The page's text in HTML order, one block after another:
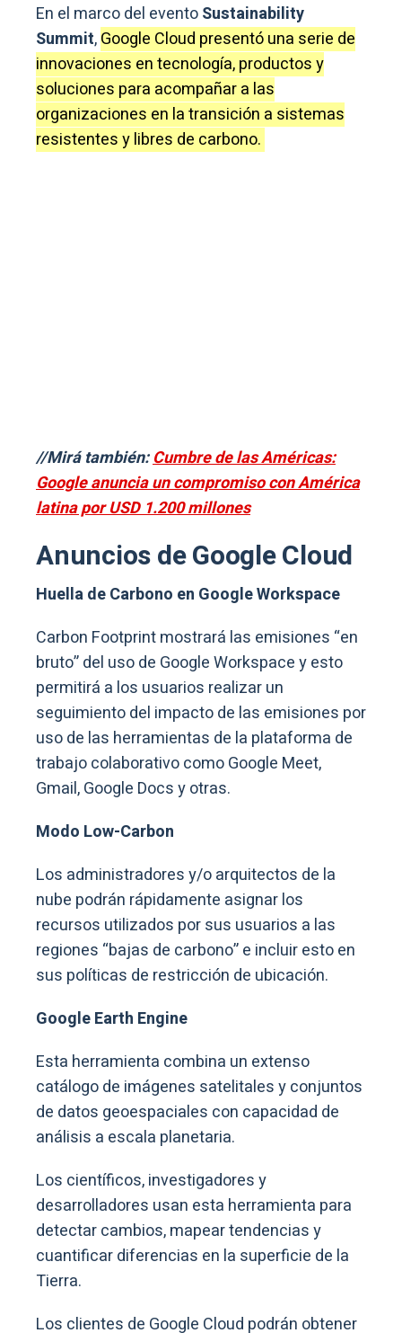
En el marco del eventoSustainability
Summit,Google Cloud presentó una serie de
innovaciones en tecnología, productos y
soluciones para acompañar a las
organizaciones en la transición a sistemas
resistentes y libres de carbono.
//Mirá también:Cumbre de las Américas:
Google anuncia un compromiso con América
latina por USD 1.200 millones
Anuncios de Google Cloud
Huella de Carbono en Google Workspace
Carbon Footprint mostrará las emisiones “en
bruto” del uso de Google Workspace y esto
permitirá a los usuarios realizar un
seguimiento del impacto de las emisiones por
uso de las herramientas de la plataforma de
trabajo colaborativo como Google Meet,
Gmail, Google Docs y otras.
Modo Low-Carbon
Los administradores y/o arquitectos de la
nube podrán rápidamente asignar los
recursos utilizados por sus usuarios a las
regiones “bajas de carbono” e incluir esto en
sus políticas de restricción de ubicación.
Google Earth Engine
Esta herramienta combina un extenso
catálogo de imágenes satelitales y conjuntos
de datos geoespaciales con capacidad de
análisis a escala planetaria.
Los científicos, investigadores y
desarrolladores usan esta herramienta para
detectar cambios, mapear tendencias y
cuantificar diferencias en la superficie de la
Tierra.
Los clientes de Google Cloud podrán obtener